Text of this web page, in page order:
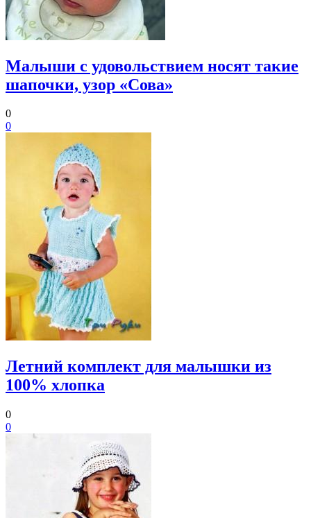
Малыши с удовольствием носят такие
шапочки, узор «Сова»
0
0
Летний комплект для малышки из
100% хлопка
0
0